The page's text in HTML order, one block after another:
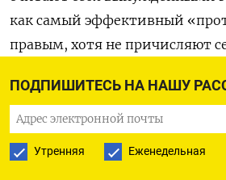
ПОДПИШИТЕСЬ НА НАШУ
Утренняя Еженедельная
как самый эффективный
правым, хотя не причисляют
политического спектра, левый
становятся вакантными.
В глубоком кризисе находится